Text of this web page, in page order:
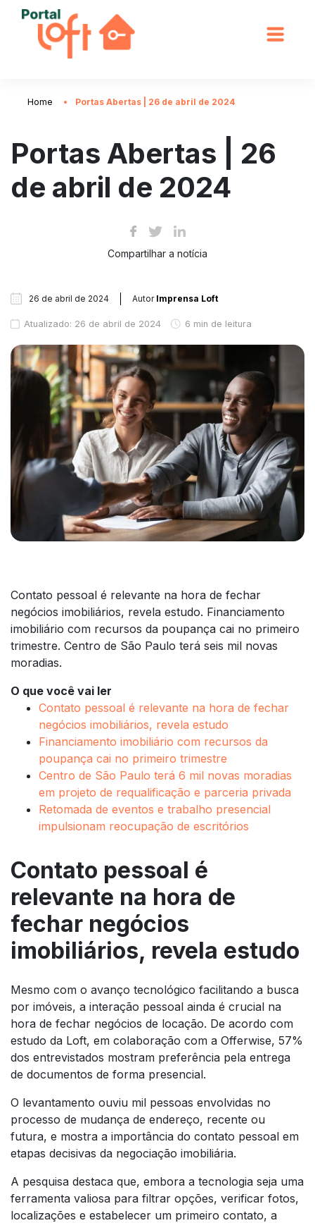
Home Portas Abertas | 26 de abril de 2024
Portas Abertas | 26
de abril de 2024
Compartilhar a notícia
26 de abril de 2024 Autor Imprensa Loft
Atualizado: 26 de abril de 2024 6 min de leitura
Contato pessoal é relevante na hora de fechar
negócios imobiliários, revela estudo. Financiamento
imobiliário com recursos da poupança cai no primeiro
trimestre. Centro de São Paulo terá seis mil novas
moradias.
O que você vai ler
Contato pessoal é relevante na hora de fechar
negócios imobiliários, revela estudo
Financiamento imobiliário com recursos da
poupança cai no primeiro trimestre
Centro de São Paulo terá 6 mil novas moradias
em projeto de requalificação e parceria privada
Retomada de eventos e trabalho presencial
impulsionam reocupação de escritórios
Contato pessoal é
relevante na hora de
fechar negócios
imobiliários, revela estudo
Mesmo com o avanço tecnológico facilitando a busca
por imóveis, a interação pessoal ainda é crucial na
hora de fechar negócios de locação. De acordo com
estudo da Loft, em colaboração com a Offerwise, 57%
dos entrevistados mostram preferência pela entrega
de documentos de forma presencial.
O levantamento ouviu mil pessoas envolvidas no
processo de mudança de endereço, recente ou
futura, e mostra a importância do contato pessoal em
etapas decisivas da negociação imobiliária.
A pesquisa destaca que, embora a tecnologia seja uma
ferramenta valiosa para filtrar opções, verificar fotos,
localizações e estabelecer um primeiro contato, a